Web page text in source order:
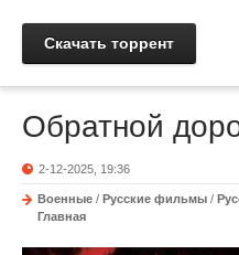
Скачать торрент
Обратной
2-12-2025, 19:36
Военные / Русские фильмы /
Главная